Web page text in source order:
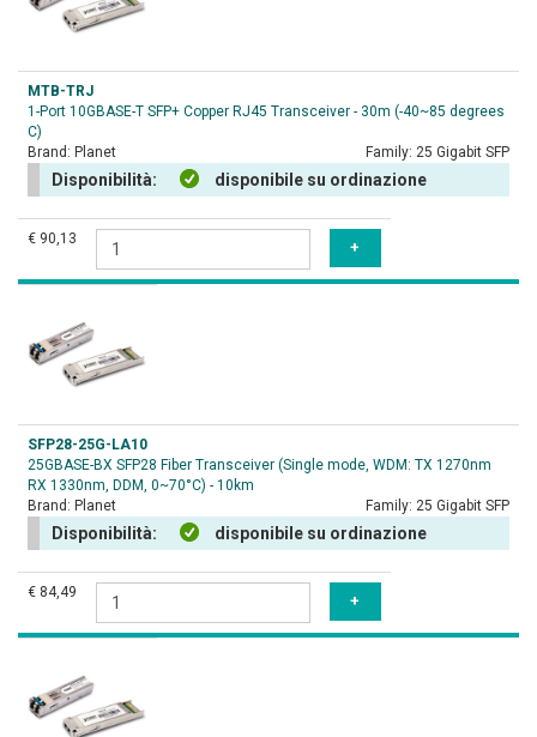
MTB-TRJ
1-Port 10GBASE-T SFP+ Copper RJ45 Transceiver - 30m (-40~85 degrees
C)
Brand: Planet Family: 25 Gigabit SFP
Disponibilità: disponibile su ordinazione
€ 90,13
SFP28-25G-LA10
25GBASE-BX SFP28 Fiber Transceiver (Single mode, WDM: TX 1270nm
RX 1330nm, DDM, 0~70°C) - 10km
Brand: Planet Family: 25 Gigabit SFP
Disponibilità: disponibile su ordinazione
€ 84,49